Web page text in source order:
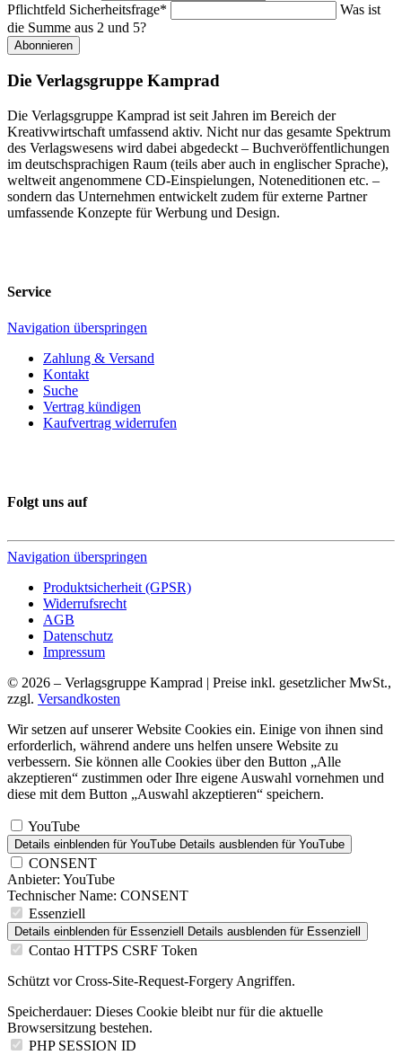
Pflichtfeld Sicherheitsfrage*
Was ist
die Summe aus 2 und 5?
Abonnieren
Die Verlagsgruppe Kamprad
Die Verlagsgruppe Kamprad ist seit Jahren im Bereich der
Kreativwirtschaft umfassend aktiv. Nicht nur das gesamte Spektrum
des Verlagswesens wird dabei abgedeckt – Buchveröffentlichungen
im deutschsprachigen Raum (teils aber auch in englischer Sprache),
weltweit angenommene CD-Einspielungen, Noteneditionen etc. –
sondern das Unternehmen entwickelt zudem für externe Partner
umfassende Konzepte für Werbung und Design.
Service
Navigation überspringen
Zahlung & Versand
Kontakt
Suche
Vertrag kündigen
Kaufvertrag widerrufen
Folgt uns auf
Navigation überspringen
Produktsicherheit (GPSR)
Widerrufsrecht
AGB
Datenschutz
Impressum
© 2026 – Verlagsgruppe Kamprad | Preise inkl. gesetzlicher MwSt.,
zzgl. Versandkosten
Wir setzen auf unserer Website Cookies ein. Einige von ihnen sind
erforderlich, während andere uns helfen unsere Website zu
verbessern. Sie können alle Cookies über den Button „Alle
akzeptieren“ zustimmen oder Ihre eigene Auswahl vornehmen und
diese mit dem Button „Auswahl akzeptieren“ speichern.
YouTube
Details einblenden für YouTube Details ausblenden für YouTube
CONSENT
Anbieter: YouTube
Technischer Name: CONSENT
Essenziell
Details einblenden für Essenziell Details ausblenden für Essenziell
Contao HTTPS CSRF Token
Schützt vor Cross-Site-Request-Forgery Angriffen.
Speicherdauer: Dieses Cookie bleibt nur für die aktuelle
Browsersitzung bestehen.
PHP SESSION ID